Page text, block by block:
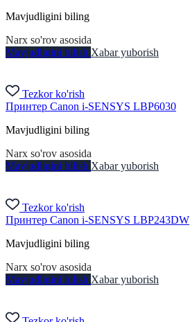
Mavjudligini biling
Narx so'rov asosida
Mavjudligini bilish Xabar yuborish
Tezkor ko'rish
Принтер Canon i-SENSYS LBP6030
Mavjudligini biling
Narx so'rov asosida
Mavjudligini bilish Xabar yuborish
Tezkor ko'rish
Принтер Canon i-SENSYS LBP243DW
Mavjudligini biling
Narx so'rov asosida
Mavjudligini bilish Xabar yuborish